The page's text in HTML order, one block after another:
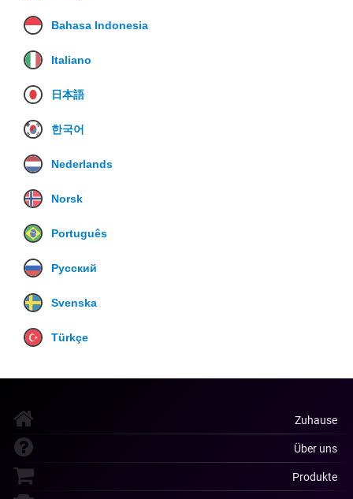
Bahasa Indonesia
Italiano
日本語
한국어
Nederlands
Norsk
Português
Русский
Svenska
Türkçe
Zuhause
Über uns
Produkte